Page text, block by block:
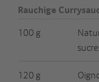
Rauchige
100 g
120 g